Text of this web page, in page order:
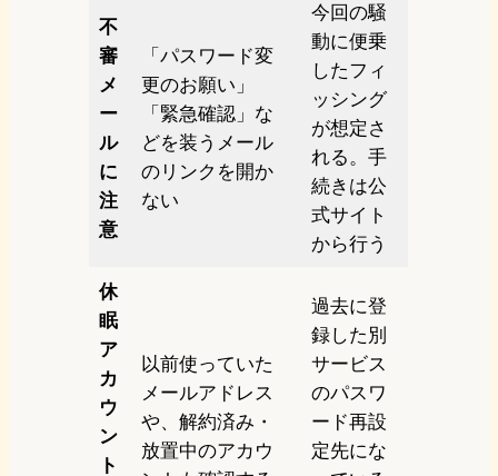
不
審
メ
ー
ル
に
注
意
「パスワード変
更のお願い」
「緊急確認」な
どを装うメール
のリンクを開か
ない
今回の騒
動に便乗
したフィ
ッシング
が想定さ
れる。手
続きは公
式サイト
から行う
休
眠
ア
カ
ウ
ン
ト
以前使っていた
メールアドレス
や、解約済み・
放置中のアカウ
過去に登
録した別
サービス
のパスワ
ード再設
定先にな